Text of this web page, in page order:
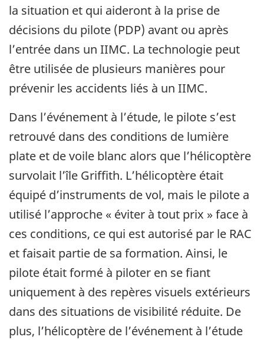
la situation et qui aideront à la prise de
décisions du pilote (PDP) avant ou après
l’entrée dans un IIMC. La technologie peut
être utilisée de plusieurs manières pour
prévenir les accidents liés à un IIMC.
Dans l’événement à l’étude, le pilote s’est
retrouvé dans des conditions de lumière
plate et de voile blanc alors que l’hélicoptère
survolait l’île Griffith. L’hélicoptère était
équipé d’instruments de vol, mais le pilote a
utilisé l’approche « éviter à tout prix » face à
ces conditions, ce qui est autorisé par le RAC
et faisait partie de sa formation. Ainsi, le
pilote était formé à piloter en se fiant
uniquement à des repères visuels extérieurs
dans des situations de visibilité réduite. De
plus, l’hélicoptère de l’événement à l’étude